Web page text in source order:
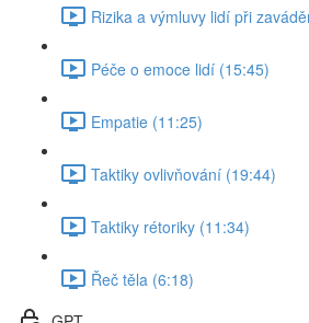
Rizika a výmluvy lidí při
Péče o emoce lidí (15:45)
Empatie (11:25)
Taktiky ovlivňování (19:44)
Taktiky rétoriky (11:34)
Řeč těla (6:18)